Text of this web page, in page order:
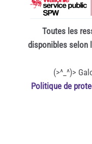
Toutes les
disponibles selon
(>^_^)>
Politique de